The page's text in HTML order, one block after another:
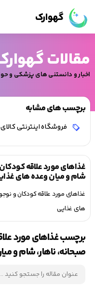
گهوارک
مقالات
اخبار و دانستنی های پزشکی و
برچسب های مشابه
فروشگاه اینترنتی
غذاهای مورد علاقه کودکان
شام و میان وعده های
غذاهای مورد علاقه کودکان و
های غذایی
برچسب غذاهای مورد
صبحانه، ناهار، شام و